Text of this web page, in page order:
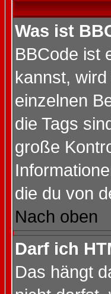
Was ist
BBCode ist
kannst,
einzelnen
die Tags
große
die du von
Nach oben
Darf ich
Das hängt